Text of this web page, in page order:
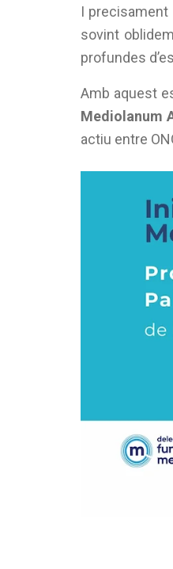
I precisament
sovint
profundes
Amb aquest
Mediolanum
actiu entre